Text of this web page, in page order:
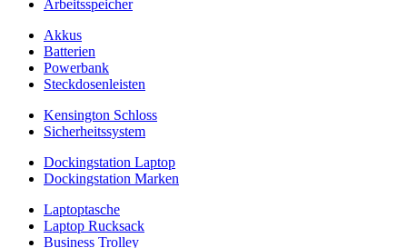
Arbeitsspeicher
Akkus
Batterien
Powerbank
Steckdosenleisten
Kensington Schloss
Sicherheitssystem
Dockingstation Laptop
Dockingstation Marken
Laptoptasche
Laptop Rucksack
Business Trolley